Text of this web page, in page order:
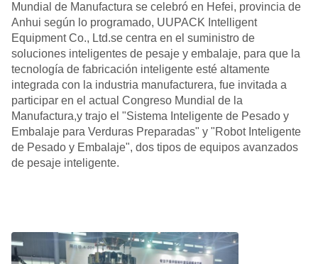
Mundial de Manufactura se celebró en Hefei, provincia de
Anhui según lo programado, UUPACK Intelligent
Equipment Co., Ltd.se centra en el suministro de
soluciones inteligentes de pesaje y embalaje, para que la
tecnología de fabricación inteligente esté altamente
integrada con la industria manufacturera, fue invitada a
participar en el actual Congreso Mundial de la
Manufactura,y trajo el "Sistema Inteligente de Pesado y
Embalaje para Verduras Preparadas" y "Robot Inteligente
de Pesado y Embalaje", dos tipos de equipos avanzados
de pesaje inteligente.